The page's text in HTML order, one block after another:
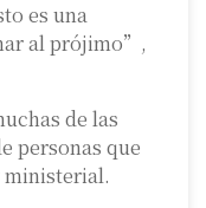
es una
al prójimo”,
de las
personas que
ministerial.